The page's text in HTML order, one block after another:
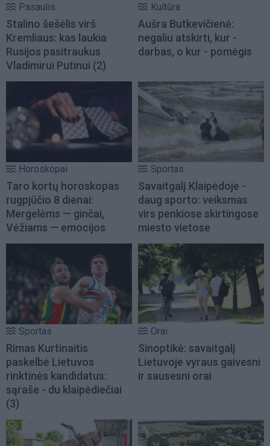
Pasaulis
Stalino šešėlis virš
Kremliaus: kas laukia
Rusijos pasitraukus
Vladimirui Putinui (2)
Kultūra
Aušra Butkevičienė:
negaliu atskirti, kur -
darbas, o kur - pomėgis
Horoskopai
Taro kortų horoskopas
rugpjūčio 8 dienai:
Mergelėms — ginčai,
Vėžiams — emocijos
Sportas
Savaitgalį Klaipėdoje -
daug sporto: veiksmas
virs penkiose skirtingose
miesto vietose
Sportas
Rimas Kurtinaitis
paskelbė Lietuvos
rinktinės kandidatus:
sąraše - du klaipėdiečiai
(3)
Orai
Sinoptikė: savaitgalį
Lietuvoje vyraus gaivesni
ir sausesni orai